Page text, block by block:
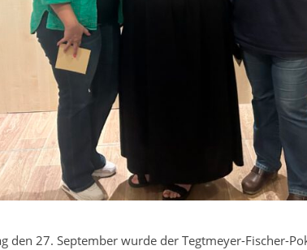
den 27. September wurde der Tegtmeyer-Fischer-